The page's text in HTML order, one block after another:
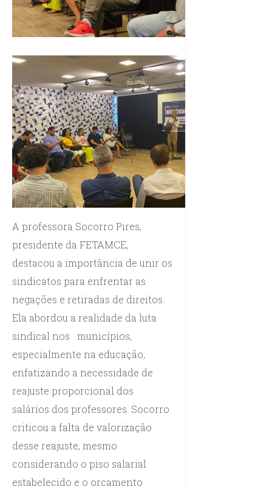
A professora Socorro Pires,
presidente da FETAMCE,
destacou a importância de unir os
sindicatos para enfrentar as
negações e retiradas de direitos.
Ela abordou a realidade da luta
sindical nos municípios,
especialmente na educação,
enfatizando a necessidade de
reajuste proporcional dos
salários dos professores. Socorro
criticou a falta de valorização
desse reajuste, mesmo
considerando o piso salarial
estabelecido e o orçamento